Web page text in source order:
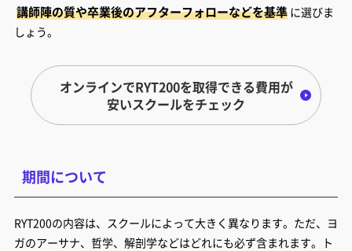
講師陣の質や卒業後のアフターフォローなどを基準 に選びま
しょう。
オンラインでRYT200を取得できる費用が
安いスクールをチェック
期間について
RYT200の内容は、スクールによって大きく異なります。ただ、ヨ
ガのアーサナ、哲学、解剖学などはどれにも必ず含まれます。ト